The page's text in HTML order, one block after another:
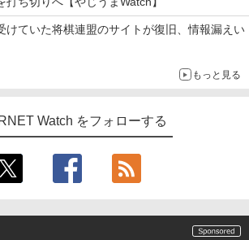
けていた将棋連盟のサイトが復旧、情報漏えい
もっと見る
Watch をフォローする